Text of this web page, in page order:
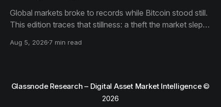
Global markets broke to records while Bitcoin stood still.
This edition traces that stillness: a theft the market slept
than capitulation, and an options market priced for
Aug 5, 2026 7 min read
Glassnode Research – Digital Asset Market Intelligence©
2026